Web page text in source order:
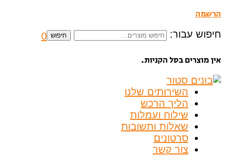
הרשמה
חיפוש עבור: חיפוש 0
אין מוצרים בסל הקניות.
השירותים שלנו
הליך הרכש
שילוח ועמלות
שאלות ותשובות
סרטונים
צור קשר